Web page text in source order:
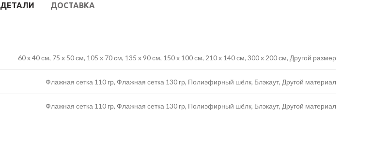
ДЕТАЛИ ДОСТАВКА
60 x 40 см, 75 x 50 см, 105 x 70 см, 135 x 90 см, 150 x 100 см, 210 x 140 см, 300 x 200 см, Другой размер
Флажная сетка 110 гр, Флажная сетка 130 гр, Полиэфирный шёлк, Блэкаут, Другой материал
Флажная сетка 110 гр, Флажная сетка 130 гр, Полиэфирный шёлк, Блэкаут, Другой материал